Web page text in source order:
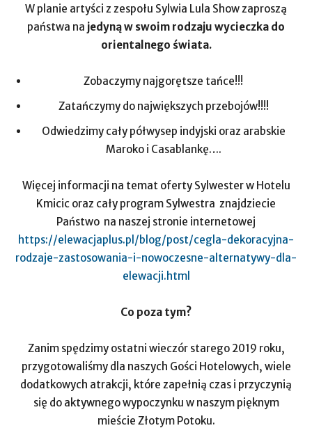
W planie artyści z zespołu Sylwia Lula Show zaproszą
państwa na jedyną w swoim rodzaju wycieczka do
orientalnego świata.
Zobaczymy najgorętsze tańce!!!
Zatańczymy do największych przebojów!!!!
Odwiedzimy cały półwysep indyjski oraz arabskie
Maroko i Casablankę….
Więcej informacji na temat oferty Sylwester w Hotelu
Kmicic oraz cały program Sylwestra znajdziecie
Państwo na naszej stronie internetowej
https://elewacjaplus.pl/blog/post/cegla-dekoracyjna-
rodzaje-zastosowania-i-nowoczesne-alternatywy-dla-
elewacji.html
Co poza tym?
Zanim spędzimy ostatni wieczór starego 2019 roku,
przygotowaliśmy dla naszych Gości Hotelowych, wiele
dodatkowych atrakcji, które zapełnią czas i przyczynią
się do aktywnego wypoczynku w naszym pięknym
mieście Złotym Potoku.